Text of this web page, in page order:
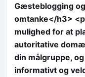
Gæsteblogging
omtanke</h3>
mulighed for at
autoritative
din målgruppe,
informativt og